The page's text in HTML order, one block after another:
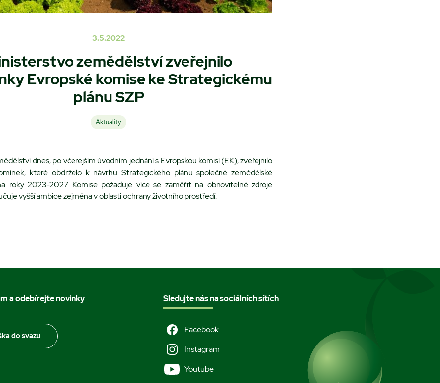
3.5.2022
zemědělství zveřejnilo
Evropské komise ke Strategickému
plánu SZP
Aktuality
dnes, po včerejším úvodním jednání s Evropskou komisí (EK), zveřejnilo
které obdrželo k návrhu Strategického plánu společné zemědělské
roky 2023-2027. Komise požaduje více se zaměřit na obnovitelné zdroje
vyšší ambice zejména v oblasti ochrany životního prostředí.
a odebírejte novinky
do svazu
Sledujte nás na sociálních sítích
Facebook
Instagram
Youtube